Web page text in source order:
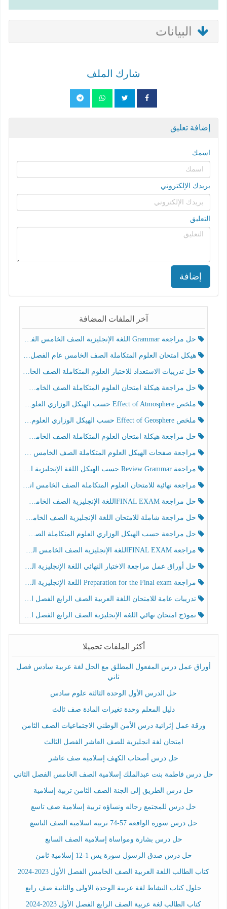
البيانات
شارك الملف
إضافة تعليق
اسمك
بريدك الإلكتروني
التعليق
إضافة
آخر الملفات المضافة
حل مراجعة Grammar اللغة الإنجليزية الصف الخامس الفصل الثالث
هيكل امتحان العلوم المتكاملة الصف الخامس عام الفصل الدراسي الثالث 2025-2026
حل تدريبات الاستعداد للاختبار العلوم المتكاملة الصف الخامس عام الفصل الثالث
حل مراجعة هيكلة امتحان العلوم المتكاملة الصف الخامس انسبير الفصل الثالث
ملخص Effect of Atmosphere حسب الهيكل الوزاري العلوم المتكاملة الصف الخامس انسبير الفصل الثالث
ملخص Effect of Geosphere حسب الهيكل الوزاري العلوم المتكاملة الصف الخامس انسبير الفصل الثالث
حل مراجعة هيكلة امتحان العلوم المتكاملة الصف الخامس عام الفصل الثالث
مراجعة صفحات الهيكل العلوم المتكاملة الصف الخامس انسبير الفصل الثالث
مراجعة Review Grammar حسب الهيكل اللغة الإنجليزية الصف الخامس الفصل الثالث
مراجعة نهائية للامتحان العلوم المتكاملة الصف الخامس انسبير الفصل الثالث
حل مراجعة FINAL EXAMاللغة الإنجليزية الصف الخامس الفصل الثالث
حل مراجعة شاملة للامتحان اللغة الإنجليزية الصف الخامس الفصل الثالث
حل مراجعة حسب الهيكل الوزاري العلوم المتكاملة الصف الخامس عام الفصل الثالث
مراجعة FINAL EXAMاللغة الإنجليزية الصف الخامس الفصل الثالث
حل أوراق عمل مراجعة الاختبار النهائي اللغة الإنجليزية الصف الرابع الفصل الثالث
مراجعة Preparation for the Final exam اللغة الإنجليزية الصف الرابع الفصل الثالث
تدريبات عامة للامتحان اللغة العربية الصف الرابع الفصل الثالث
نموذج امتحان نهائي اللغة الإنجليزية الصف الرابع الفصل الثالث
أكثر الملفات تحميلا
أوراق عمل درس المفعول المطلق مع الحل لغة عربية سادس فصل
ثاني
حل الدرس الأول الوحدة الثالثة علوم سادس
دليل المعلم وحدة تغيرات المادة صف ثالث
ورقة عمل إثرائية درس الأمن الوطني الاجتماعيات الصف الثامن
امتحان لغة انجليزية للصف العاشر الفصل الثالث
حل درس أصحاب الكهف إسلامية صف عاشر
حل درس فاطمة بنت عبدالملك إسلامية الصف الخامس الفصل الثاني
حل درس الطريق إلى الجنة الصف الثامن تربية إسلامية
حل درس للمجتمع رجاله ونساؤه تربية إسلامية صف تاسع
حل درس سورة الواقعة 57-74 تربية اسلامية الصف التاسع
حل درس بشارة ومواساة إسلامية الصف السابع
حل درس صدق الرسول سورة يس 1-12 إسلامية ثامن
كتاب الطالب اللغة العربية الصف الخامس الفصل الأول 2023-2024
حلول كتاب النشاط لغة عربية الوحدة الاولى والثانية صف رابع
كتاب الطالب لغة عربية الصف الرابع الفصل الأول 2023-2024